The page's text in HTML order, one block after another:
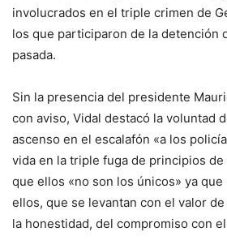
involucrados en el triple crimen de
los que participaron de la detención
pasada.
Sin la presencia del presidente
con aviso, Vidal destacó la voluntad
ascenso en el escalafón «a los
vida en la triple fuga de principios de
que ellos «no son los únicos» ya que
ellos, que se levantan con el valor
la honestidad, del compromiso con